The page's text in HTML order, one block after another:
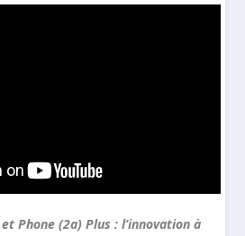
Phone (2a) Plus : l’innovation à